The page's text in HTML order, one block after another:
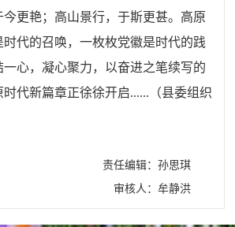
更艳；高山景行，于斯更甚。高原
时代的召唤，一枚枚党徽是时代的践
心，凝心聚力，以奋进之笔续写的
代新篇章正徐徐开启......（县委组织
责任编辑：孙思琪
审核人：牟静洪